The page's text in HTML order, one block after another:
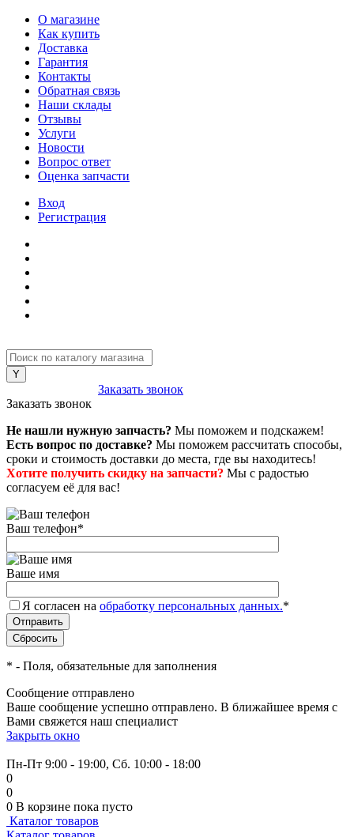
О магазине
Как купить
Доставка
Гарантия
Контакты
Обратная связь
Наши склады
Отзывы
Услуги
Новости
Вопрос ответ
Оценка запчасти
Вход
Регистрация
Заказать звонок
Заказать звонок
Не нашли нужную запчасть? Мы поможем и подскажем!
Есть вопрос по доставке? Мы поможем рассчитать способы,
сроки и стоимость доставки до места, где вы находитесь!
Хотите получить скидку на запчасти? Мы с радостью
согласуем её для вас!
Ваш телефон*
Ваше имя
Я согласен на обработку персональных данных.*
* - Поля, обязательные для заполнения
Сообщение отправлено
Ваше сообщение успешно отправлено. В ближайшее время с
Вами свяжется наш специалист
Закрыть окно
Пн-Пт 9:00 - 19:00, Сб. 10:00 - 18:00
0
0
0 В корзине пока пусто
Каталог товаров